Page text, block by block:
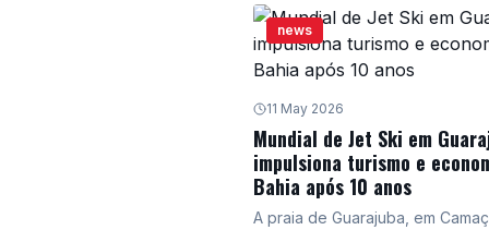
o experiente piloto e
centro dos planos de expansão
organização em diversas
do automobilismo. Farthing, que já
lançamento da nova IHRA Pro
Series, agora supervisionará o
crescimento e a direção
empresa em divisões que
news
11 May 2026
Mundial de Jet Ski em
impulsiona turismo e
Bahia após 10 anos
A praia de Guarajuba, em